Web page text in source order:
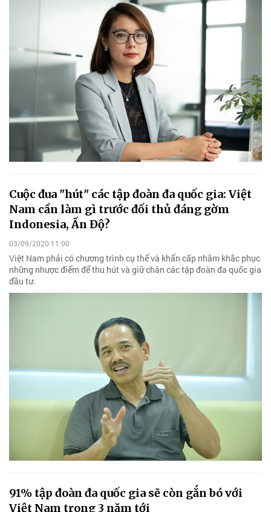
Cuộc đua "hút" các tập đoàn đa quốc gia: Việt
Nam cần làm gì trước đối thủ đáng gờm
Indonesia, Ấn Độ?
03/09/2020 11:00
Việt Nam phải có chương trình cụ thể và khẩn cấp nhằm khắc phục
những nhược điểm để thu hút và giữ chân các tập đoàn đa quốc gia
đầu tư.
91% tập đoàn đa quốc gia sẽ còn gắn bó với
Việt Nam trong 3 năm tới